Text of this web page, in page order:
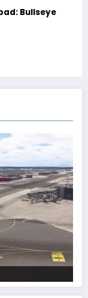
Bullseye